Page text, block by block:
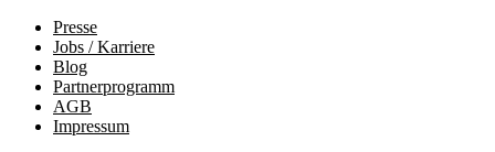
Presse
Jobs / Karriere
Blog
Partnerprogramm
AGB
Impressum